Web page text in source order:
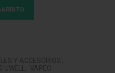
1.0Ohm cantidad
Y ACCESORIOS ,
UWELL , VAPEO